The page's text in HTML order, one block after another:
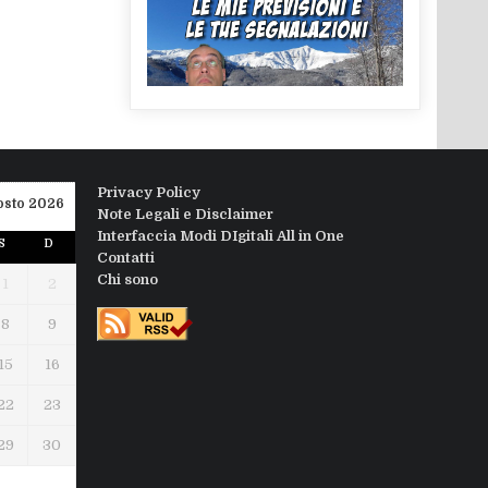
2026
D
1 2
8 9
15 16
23
30
Privacy Policy
Note Legali e Disclaimer
Interfaccia Modi DIgitali All in One
Contatti
Chi sono